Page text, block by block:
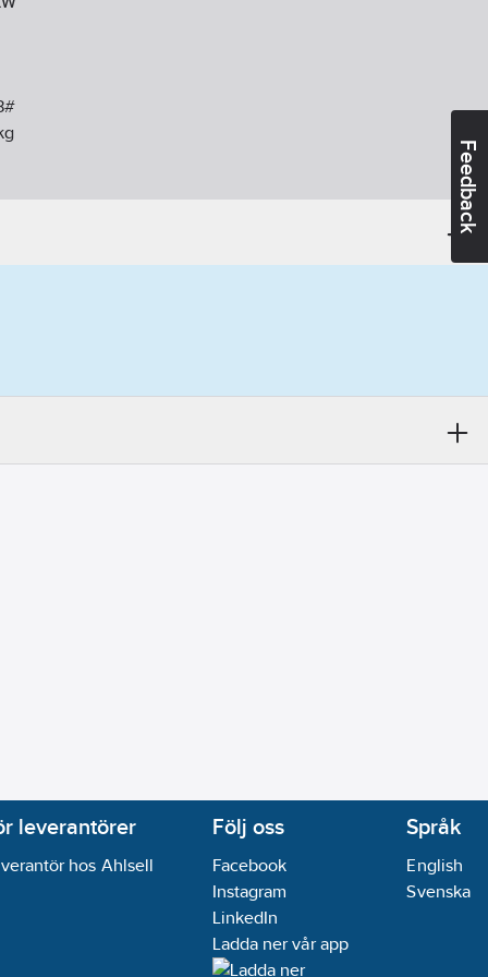
Feedback
leverantörer
hos Ahlsell
Följ oss
Facebook
Instagram
LinkedIn
Ladda ner vår app
Språk
English
Svenska